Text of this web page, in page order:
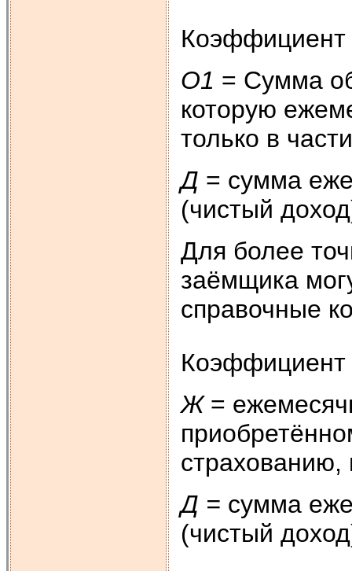
Коэффициент
О1 = Сумма
которую
только в
Д = сумма
(чистый
Для более
заёмщика
справочные
Ж=
Д = сумма
(чистый